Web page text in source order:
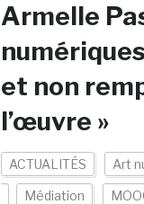
Armelle
et non
l’œuvre »
ACTUALITÉS Art
Médiation